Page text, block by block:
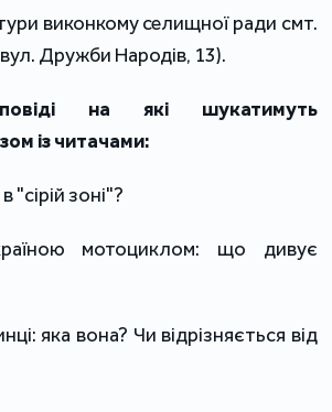
виконкому селищної ради смт.
Дружби Народів, 13).
на які шукатимуть
із читачами:
зоні"?
мотоциклом: що дивує
яка вона? Чи відрізняється від